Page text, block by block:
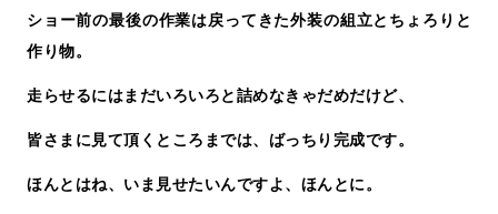
ショー前の最後の作業は戻ってきた外装の組立とちょろりと
作り物。
走らせるにはまだいろいろと詰めなきゃだめだけど、
皆さまに見て頂くところまでは、ばっちり完成です。
ほんとはね、いま見せたいんですよ、ほんとに。